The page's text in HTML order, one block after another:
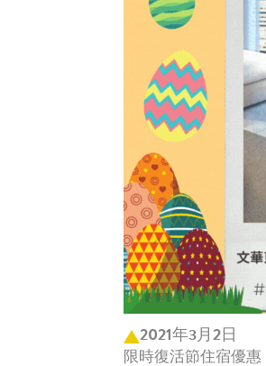
2021年3月2日
限時復活節住宿優